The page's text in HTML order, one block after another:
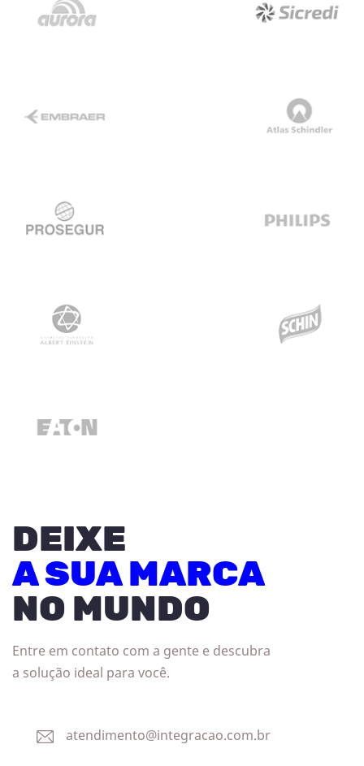
DEIXE
A SUA MARCA
NO MUNDO
Entre em contato com a gente e descubra
a solução ideal para você.
atendimento@integracao.com.br